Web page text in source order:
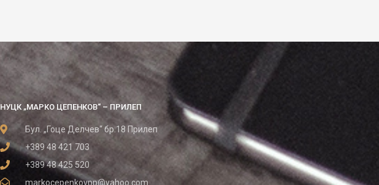
НУЦК „МАРКО ЦЕПЕНКОВ“ – ПРИЛЕП
Бул. „Гоце Делчев“ бр.18 Прилеп
+389 48 421 703
+389 48 425 520
markocepenkovpp@yahoo.com